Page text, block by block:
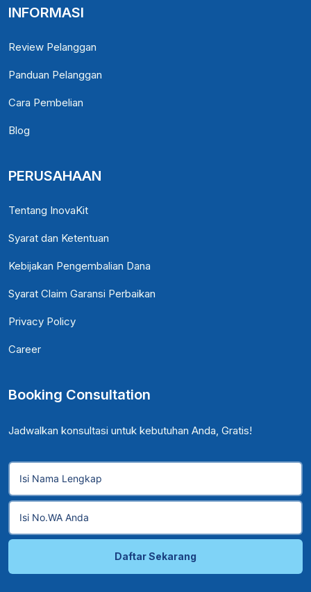
INFORMASI
Review Pelanggan
Panduan Pelanggan
Cara Pembelian
Blog
PERUSAHAAN
Tentang InovaKit
Syarat dan Ketentuan
Kebijakan Pengembalian Dana
Syarat Claim Garansi Perbaikan
Privacy Policy
Career
Booking Consultation
Jadwalkan konsultasi untuk kebutuhan Anda, Gratis!
Daftar Sekarang